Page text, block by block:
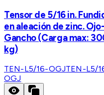
Tensor de 5/16 in.
en aleación de zinc. Ojo-
Gancho (Carga max:
kg)
TEN-L5/16-OGJTEN-L5/
OGJ